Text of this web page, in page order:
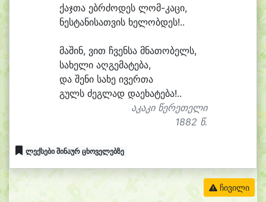
ქაჯთა ებრძოდეს ლომ-კაცი,
ნესტანისათვის ხელობდეს!..
მაშინ, ვით ჩვენსა მნათობელს,
სახელი აღგემატება,
და შენი სახე ივერთა
გულს ძეგლად დაეხატება!..
აკაკი წერეთელი
1882 წ.
ლექსები შინაურ ცხოველებზე
ჩივილი